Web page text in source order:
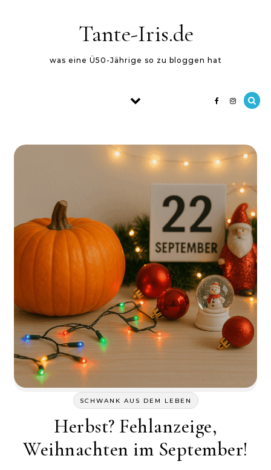
Tante-Iris.de
was eine Ü50-Jährige so zu bloggen hat
SCHWANK AUS DEM LEBEN
Herbst? Fehlanzeige,
Weihnachten im September!